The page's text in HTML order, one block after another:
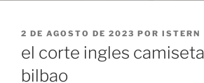
PUBLICADO
EL
2 DE AGOSTO DE 2023 POR ISTERN
el corte ingles
bilbao